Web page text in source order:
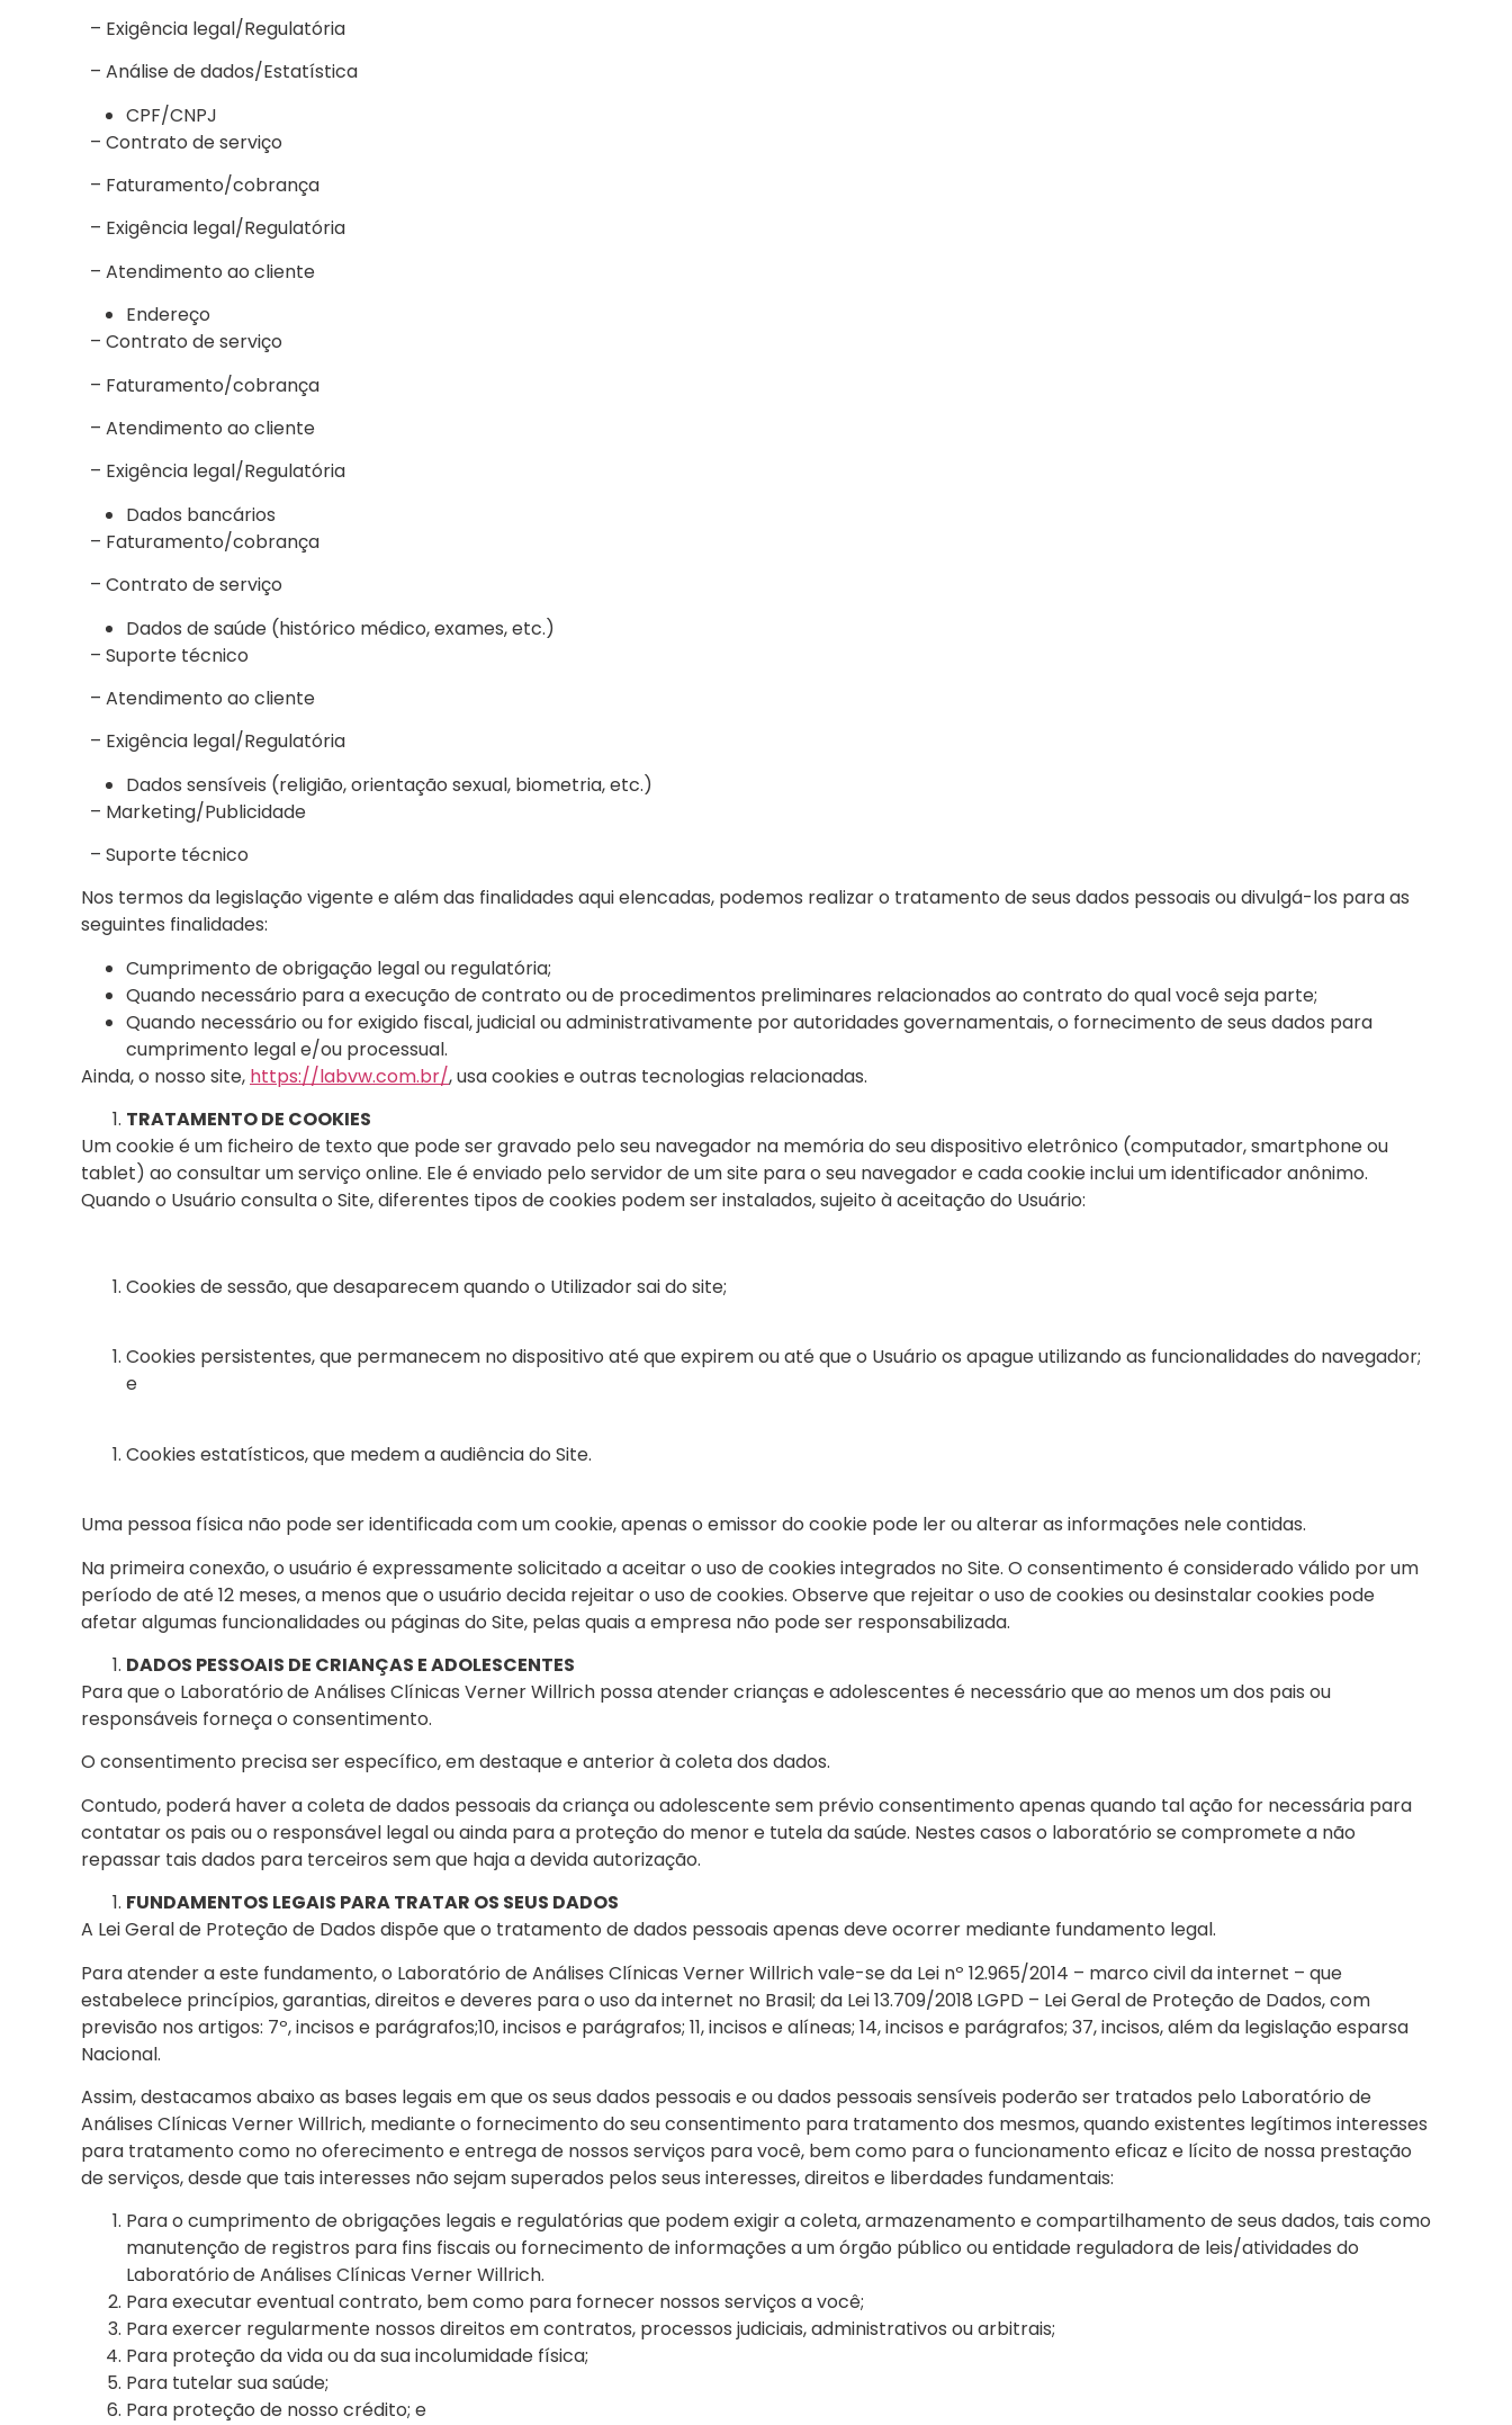
– Exigência legal/Regulatória
– Análise de dados/Estatística
CPF/CNPJ
– Contrato de serviço
– Faturamento/cobrança
– Exigência legal/Regulatória
– Atendimento ao cliente
Endereço
– Contrato de serviço
– Faturamento/cobrança
– Atendimento ao cliente
– Exigência legal/Regulatória
Dados bancários
– Faturamento/cobrança
– Contrato de serviço
Dados de saúde (histórico médico, exames, etc.)
– Suporte técnico
– Atendimento ao cliente
– Exigência legal/Regulatória
Dados sensíveis (religião, orientação sexual, biometria, etc.)
– Marketing/Publicidade
– Suporte técnico
Nos termos da legislação vigente e além das finalidades aqui elencadas, podemos realizar o tratamento de seus dados pessoais ou divulgá-los para as
seguintes finalidades:
Cumprimento de obrigação legal ou regulatória;
Quando necessário para a execução de contrato ou de procedimentos preliminares relacionados ao contrato do qual você seja parte;
Quando necessário ou for exigido fiscal, judicial ou administrativamente por autoridades governamentais, o fornecimento de seus dados para
cumprimento legal e/ou processual.
Ainda, o nosso site, https://labvw.com.br/, usa cookies e outras tecnologias relacionadas.
TRATAMENTO DE COOKIES
Um cookie é um ficheiro de texto que pode ser gravado pelo seu navegador na memória do seu dispositivo eletrônico (computador, smartphone ou
tablet) ao consultar um serviço online. Ele é enviado pelo servidor de um site para o seu navegador e cada cookie inclui um identificador anônimo.
Quando o Usuário consulta o Site, diferentes tipos de cookies podem ser instalados, sujeito à aceitação do Usuário:
Cookies de sessão, que desaparecem quando o Utilizador sai do site;
Cookies persistentes, que permanecem no dispositivo até que expirem ou até que o Usuário os apague utilizando as funcionalidades do navegador;
e
Cookies estatísticos, que medem a audiência do Site.
Uma pessoa física não pode ser identificada com um cookie, apenas o emissor do cookie pode ler ou alterar as informações nele contidas.
Na primeira conexão, o usuário é expressamente solicitado a aceitar o uso de cookies integrados no Site. O consentimento é considerado válido por um
período de até 12 meses, a menos que o usuário decida rejeitar o uso de cookies. Observe que rejeitar o uso de cookies ou desinstalar cookies pode
afetar algumas funcionalidades ou páginas do Site, pelas quais a empresa não pode ser responsabilizada.
DADOS PESSOAIS DE CRIANÇAS E ADOLESCENTES
Para que o Laboratóriode Análises Clínicas Verner Willrich possa atender crianças e adolescentes é necessário que ao menos um dos pais ou
responsáveis forneça o consentimento.
O consentimento precisa ser específico, em destaque e anterior à coleta dos dados.
Contudo, poderá haver a coleta de dados pessoais da criança ou adolescente sem prévio consentimento apenas quando tal ação for necessária para
contatar os pais ou o responsável legal ou ainda para a proteção do menor e tutela da saúde. Nestes casos o laboratório se compromete a não
repassar tais dados para terceiros sem que haja a devida autorização.
FUNDAMENTOS LEGAIS PARA TRATAR OS SEUS DADOS
A Lei Geral de Proteção de Dados dispõe que o tratamento de dados pessoais apenas deve ocorrer mediante fundamento legal.
Para atender a este fundamento, o Laboratório de Análises Clínicas Verner Willrich vale-se da Lei nº 12.965/2014 – marco civil da internet – que
estabelece princípios, garantias, direitos e deveres para o uso da internet no Brasil; da Lei 13.709/2018 LGPD – Lei Geral de Proteção de Dados, com
previsão nos artigos: 7º, incisos e parágrafos;10, incisos e parágrafos; 11, incisos e alíneas; 14, incisos e parágrafos; 37, incisos, além da legislação esparsa
Nacional.
Assim, destacamos abaixo as bases legais em que os seus dados pessoais e ou dados pessoais sensíveis poderão ser tratados pelo Laboratório de
Análises Clínicas Verner Willrich, mediante o fornecimento do seu consentimento para tratamento dos mesmos, quando existentes legítimos interesses
para tratamento como no oferecimento e entrega de nossos serviços para você, bem como para o funcionamento eficaz e lícito de nossa prestação
de serviços, desde que tais interesses não sejam superados pelos seus interesses, direitos e liberdades fundamentais:
Para o cumprimento de obrigações legais e regulatórias que podem exigir a coleta, armazenamento e compartilhamento de seus dados, tais como
manutenção de registros para fins fiscais ou fornecimento de informações a um órgão público ou entidade reguladora de leis/atividades do
Laboratóriode Análises Clínicas Verner Willrich.
Para executar eventual contrato, bem como para fornecer nossos serviços a você;
Para exercer regularmente nossos direitos em contratos, processos judiciais, administrativos ou arbitrais;
Para proteção da vida ou da sua incolumidade física;
Para tutelar sua saúde;
Para proteção de nosso crédito; e